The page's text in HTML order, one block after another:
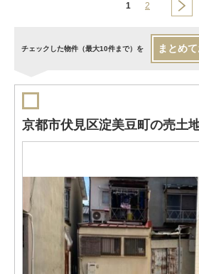
1 2
チェックした物件（最大10件まで）を まとめ
京都市伏見区淀美豆町の売土